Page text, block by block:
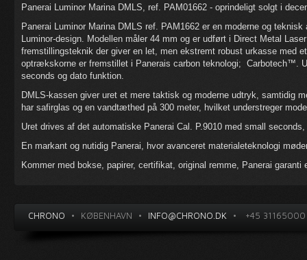
Panerai Luminor Marina DMLS, ref. PAM01662 - oprindeligt solgt i
Panerai Luminor Marina DMLS ref. PAM1662 er en moderne og
Luminor-design. Modellen måler 44 mm og er udført i Direct Metal
fremstillingsteknik der giver en let, men ekstremt robust urkasse med
optrækskorne er fremstillet i Panerais carbon teknologi; Carbotech™.
seconds og dato funktion.
DMLS-kassen giver uret et mere taktisk og moderne udtryk, samtidig
har safirglas og en vandtæthed på 300 meter, hvilket understreger
Uret drives af det automatiske Panerai Cal. P.9010 med small
En markant og nutidig Panerai, hvor avanceret materialeteknologi
Kommer med bokse, papirer, certifikat, original remme, Panerai garanti
CHRONO • KØBENHAVN • INFO@CHRONO.DK • +45 31165000